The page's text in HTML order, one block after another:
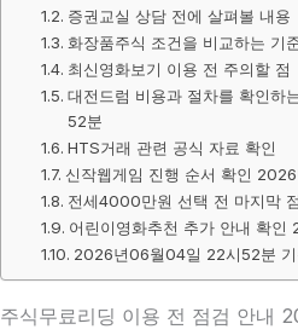
증권교실 상담 전에 살펴볼 내용
화장품주식 조건을 비교하는
최신영화보기 이용 전 주의할 점
대전드럼 비용과 절차를 확인
52분
HTS거래 관련 공식 자료 확인
신작웹게임 진행 순서 확인
전세4000만원 선택 전 마지막
어린이영화추천 추가 안내 확
2026년06월04일 22시52분 기
주식무료리딩 이용 전 점검 안내